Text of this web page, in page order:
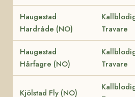
Haugestad
Hardråde (NO)
Travare
Haugestad
Hårfagre (NO)
Travare
Kjölstad Fly (NO)